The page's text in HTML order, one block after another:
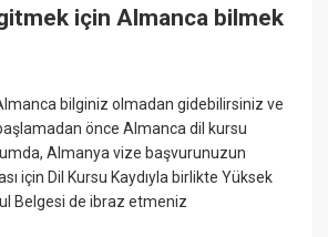
için Almanca bilmek
bilginiz olmadan gidebilirsiniz ve
önce Almanca dil kursu
Almanya vize başvurunuzun
için Dil Kursu Kaydıyla birlikte Yüksek
Belgesi de ibraz etmeniz